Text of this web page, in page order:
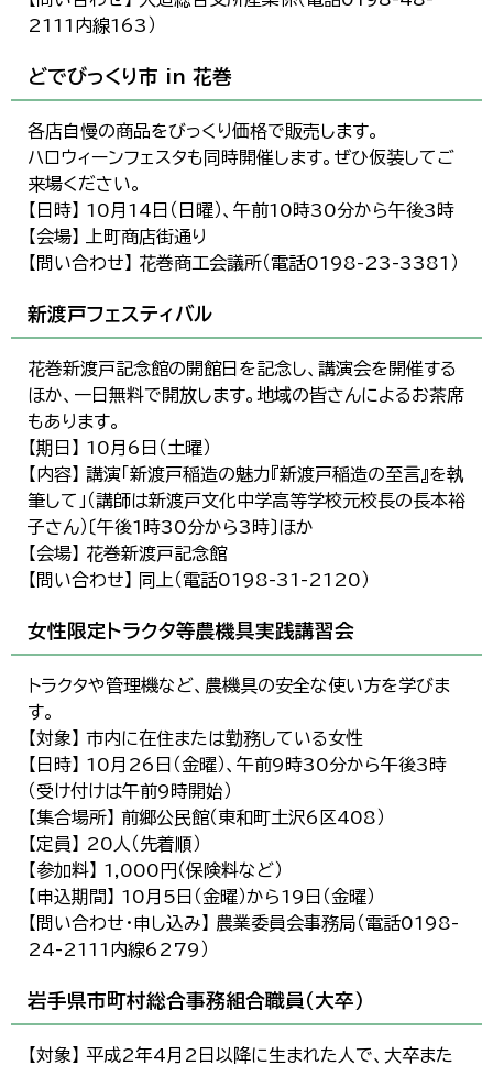
2111内線163）
どでびっくり市 in 花巻
各店自慢の商品をびっくり価格で販売します。
ハロウィーンフェスタも同時開催します。ぜひ仮装してご
来場ください。
【日時】 10月14日（日曜）、午前10時30分から午後3時
【会場】 上町商店街通り
【問い合わせ】 花巻商工会議所（電話0198-23-3381）
新渡戸フェスティバル
花巻新渡戸記念館の開館日を記念し、講演会を開催する
ほか、一日無料で開放します。地域の皆さんによるお茶席
もあります。
【期日】 10月6日（土曜）
【内容】 講演「新渡戸稲造の魅力『新渡戸稲造の至言』を執
筆して」（講師は新渡戸文化中学高等学校元校長の長本裕
子さん）〔午後1時30分から3時〕ほか
【会場】 花巻新渡戸記念館
【問い合わせ】 同上（電話0198-31-2120）
女性限定トラクタ等農機具実践講習会
トラクタや管理機など、農機具の安全な使い方を学びま
す。
【対象】 市内に在住または勤務している女性
【日時】 10月26日（金曜）、午前9時30分から午後3時
（受け付けは午前9時開始）
【集合場所】 前郷公民館（東和町土沢6区408）
【定員】 20人（先着順）
【参加料】 1,000円（保険料など）
【申込期間】 10月5日（金曜）から19日（金曜）
【問い合わせ・申し込み】 農業委員会事務局（電話0198-
24-2111内線6279）
岩手県市町村総合事務組合職員（大卒）
【対象】 平成2年4月2日以降に生まれた人で、大卒また